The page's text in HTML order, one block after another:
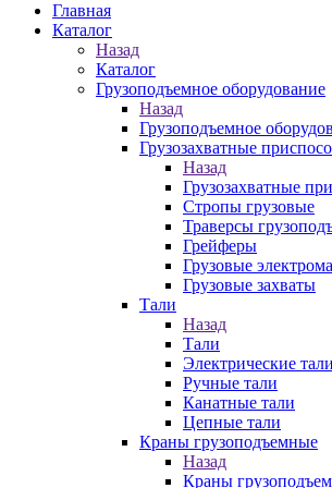
Главная
Каталог
Назад
Каталог
Грузоподъемное оборудование
Назад
Грузоподъемное
Грузозахватные
Назад
Грузозахватные
Стропы грузовые
Траверсы
Грейферы
Грузовые
Грузовые захваты
Тали
Назад
Тали
Электрические тали
Ручные тали
Канатные тали
Цепные тали
Краны грузоподъемные
Назад
Краны